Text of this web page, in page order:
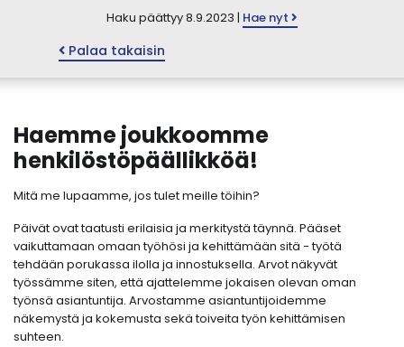
Haku päättyy 8.9.2023 | Hae nyt
Palaa takaisin
Haemme joukkoomme
henkilöstöpäällikköä!
Mitä me lupaamme, jos tulet meille töihin?
Päivät ovat taatusti erilaisia ja merkitystä täynnä. Pääset
vaikuttamaan omaan työhösi ja kehittämään sitä - työtä
tehdään porukassa ilolla ja innostuksella. Arvot näkyvät
työssämme siten, että ajattelemme jokaisen olevan oman
työnsä asiantuntija. Arvostamme asiantuntijoidemme
näkemystä ja kokemusta sekä toiveita työn kehittämisen
suhteen.